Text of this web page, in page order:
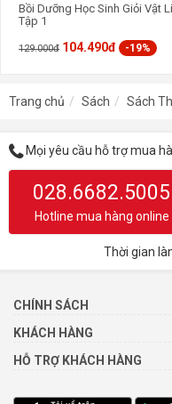
Bồi Dưỡng Học Sinh Giỏi Vật
Tập 1
129.000đ 104.490đ -19%
Trang chủ Sách Sách
Mọi yêu cầu hỗ trợ mua
028.6682.5005
Hotline mua hàng online
Thời gian
CHÍNH SÁCH
KHÁCH HÀNG
HỖ TRỢ KHÁCH HÀNG